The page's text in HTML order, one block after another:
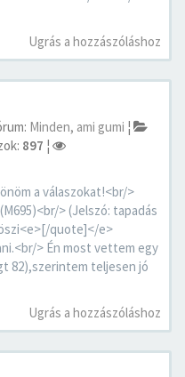
Ugrás a hozzászóláshoz
Minden, ami gumi ¦
897 ¦
a válaszokat!<br/>
> (Jelszó: tapadás
quote]</e>
> Én most vettem egy
82),szerintem teljesen jó
Ugrás a hozzászóláshoz